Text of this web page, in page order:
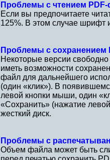
Проблемы с чтением
Если вы предпочитаете
125%. В этом случае шрифт
Проблемы с сохранением
Некоторые версии
иметь возможности
файл для дальнейшего
(один «клик»). В
левой кнопки мыши, один
«Сохранить» (нажатие
жесткий диск.
Проблемы с
Объем файла может быть